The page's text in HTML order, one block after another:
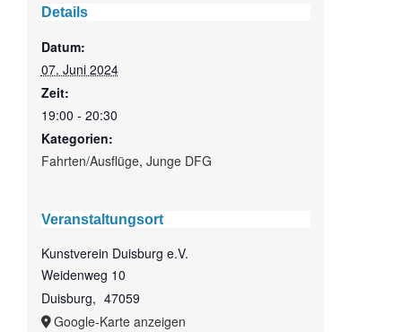
Details
Datum:
07. Juni 2024
Zeit:
19:00 - 20:30
Kategorien:
Fahrten/Ausflüge, Junge DFG
Veranstaltungsort
Kunstverein Duisburg e.V.
Weidenweg 10
Duisburg, 47059
Google-Karte anzeigen